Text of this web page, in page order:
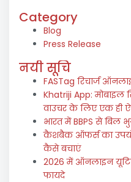
Category
Blog
Press Release
नयी सूचि
FASTag रिचार्ज
Khatriji App: मोबाइल
वाउचर के लिए एक ही
भारत में BBPS से बिल
कैशबैक ऑफर्स का
कैसे बचाएं
2026 में ऑनलाइन
फायदे